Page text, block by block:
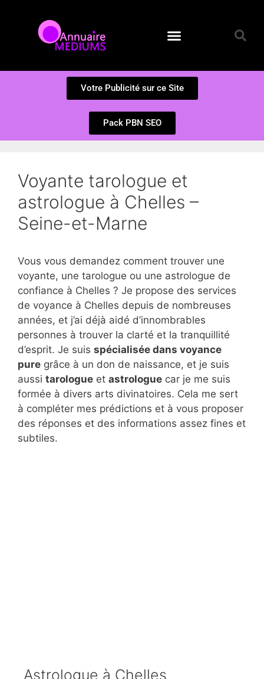
Votre Publicité sur ce Site
Pack PBN SEO
Voyante tarologue et
astrologue à Chelles –
Seine-et-Marne
Vous vous demandez comment trouver une
voyante, une tarologue ou une astrologue de
confiance à Chelles ? Je propose des services
de voyance à Chelles depuis de nombreuses
années, et j’ai déjà aidé d’innombrables
personnes à trouver la clarté et la tranquillité
d’esprit. Je suis spécialisée dans voyance
pure grâce à un don de naissance, et je suis
aussi tarologue et astrologue car je me suis
formée à divers arts divinatoires. Cela me sert
à compléter mes prédictions et à vous proposer
des réponses et des informations assez fines et
subtiles.
Astrologue à Chelles